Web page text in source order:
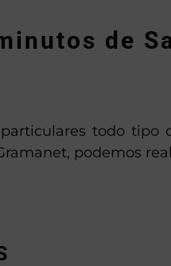
de
todo
podemos